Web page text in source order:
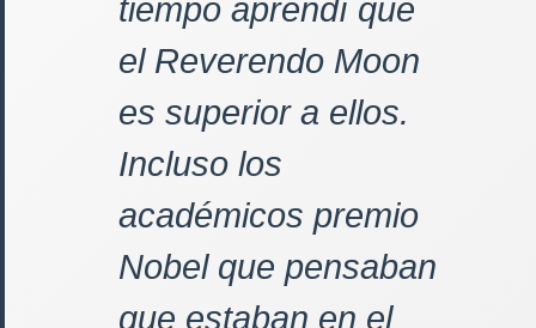
tiempo aprendí que
el Reverendo Moon
es superior a ellos.
Incluso los
académicos premio
Nobel que pensaban
que estaban en el